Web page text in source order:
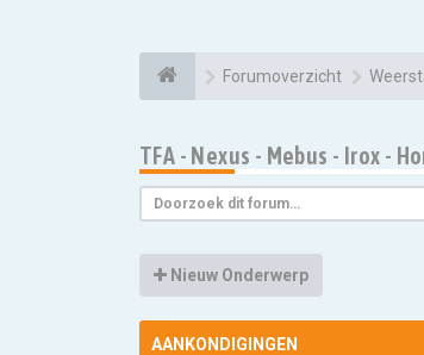
Forumoverzicht
TFA - Nexus - Mebus - Irox -
Nieuw Onderwerp
AANKONDIGINGEN